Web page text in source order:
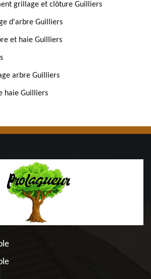
grillage et clôture Guilliers
d'arbre Guilliers
et haie Guilliers
arbre Guilliers
haie Guilliers